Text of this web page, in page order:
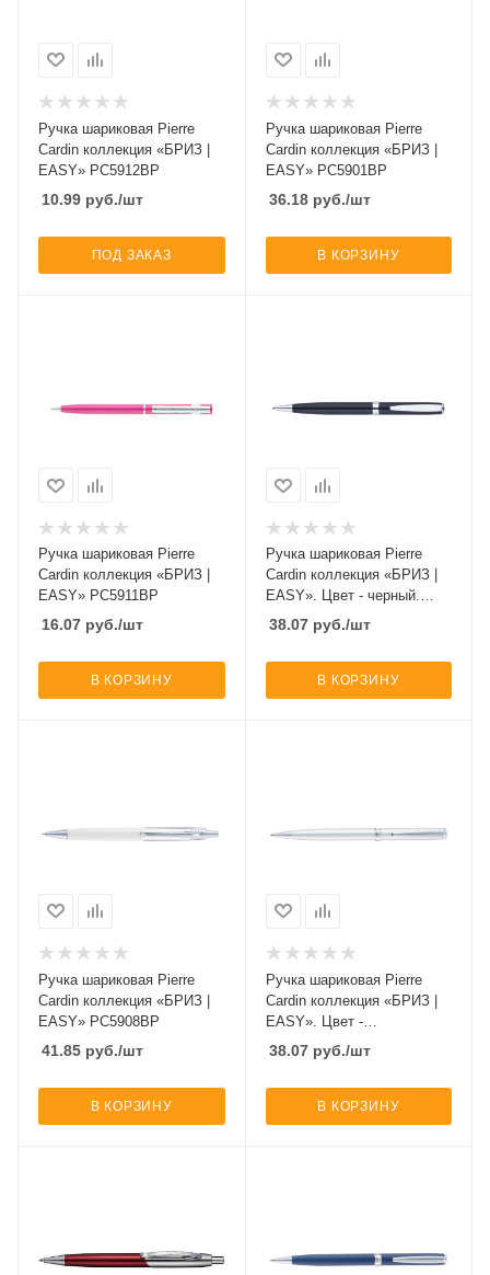
Ручка шариковая Pierre
Cardin коллекция «БРИЗ |
EASY» PC5912BP
10.99 руб./шт
ПОД ЗАКАЗ
Ручка шариковая Pierre
Cardin коллекция «БРИЗ |
EASY» PC5901BP
36.18руб./шт
В КОРЗИНУ
Ручка шариковая Pierre
Cardin коллекция «БРИЗ |
EASY» PC5911BP
16.07 руб./шт
В КОРЗИНУ
Ручка шариковая Pierre
Cardin коллекция «БРИЗ |
EASY». Цвет - черный.
Упаковка Е
38.07руб./шт
В КОРЗИНУ
Ручка шариковая Pierre
Cardin коллекция «БРИЗ |
EASY» PC5908BP
41.85 руб./шт
В КОРЗИНУ
Ручка шариковая Pierre
Cardin коллекция «БРИЗ |
EASY». Цвет -
серебристый. Упаковка Е
38.07руб./шт
В КОРЗИНУ